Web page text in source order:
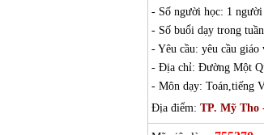
- Số người học: 1 người
- Số buổi dạy trong
- Yêu cầu: yêu cầu
- Địa chỉ: Đường Một
- Môn dạy: Toán,tiếng
Địa điểm: TP. Mỹ Tho